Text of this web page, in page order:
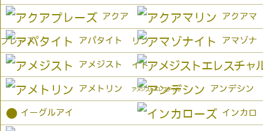
アクア
プレーズ
アクアマ
リン
アパタイト アマゾナ
イト
アメジスト
アメジストエレスチャル
アメトリン アンデシン
● イーグルアイ インカロ